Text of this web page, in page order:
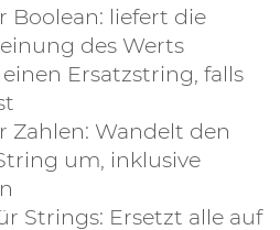
Boolean: liefert die
des Werts
Ersatzstring, falls
Zahlen: Wandelt den
um, inklusive
Strings: Ersetzt alle auf